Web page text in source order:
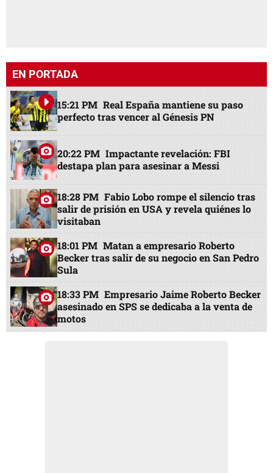
EN PORTADA
15:21 PM Real España mantiene su paso
perfecto tras vencer al Génesis PN
20:22 PM Impactante revelación: FBI
destapa plan para asesinar a Messi
18:28 PM Fabio Lobo rompe el silencio tras
salir de prisión en USA y revela quiénes lo
visitaban
18:01 PM Matan a empresario Roberto
Becker tras salir de su negocio en San Pedro
Sula
18:33 PM Empresario Jaime Roberto Becker
asesinado en SPS se dedicaba a la venta de
motos